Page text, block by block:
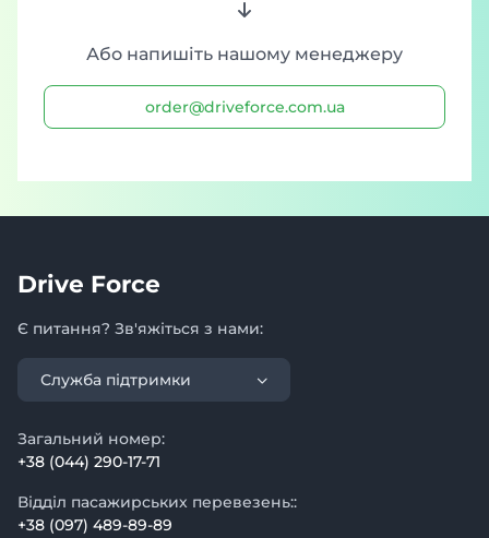
Або напишіть нашому менеджеру
order@driveforce.com.ua
Drive Force
Є питання? Зв'яжіться з нами:
Служба підтримки
Загальний номер:
+38 (044) 290-17-71
Відділ пасажирських перевезень::
+38 (097) 489-89-89